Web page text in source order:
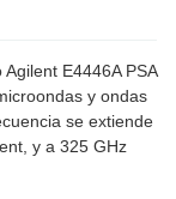
E4446A PSA
y ondas
se extiende
y a 325 GHz